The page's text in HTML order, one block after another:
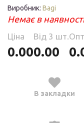
Виробник: Bagi
Немає в
Ціна
0.00
Від 3 шт.
0.00
Опт
В закладки